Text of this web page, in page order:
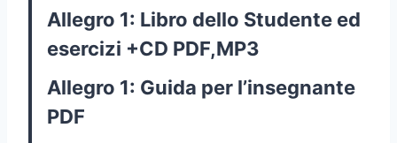
Allegro 1: Libro dello Studente ed
esercizi +CD PDF,MP3
Allegro 1: Guida per l’insegnante
PDF